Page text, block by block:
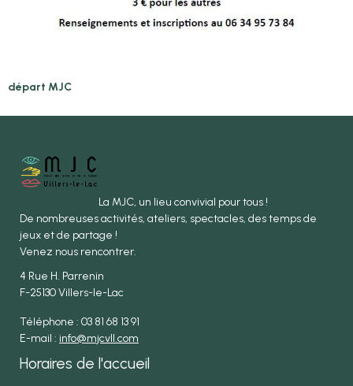
départ MJC
La MJC, un lieu convivial pour tous !
De nombreuses activités, ateliers, spectacles, des temps de
jeux et de partage !
Venez nous rencontrer.
4 Rue H. Parrenin
F-25130 Villers-le-Lac
Téléphone : 03 81 68 13 91
E-mail : info@mjcvll.com
Horaires de l'accueil